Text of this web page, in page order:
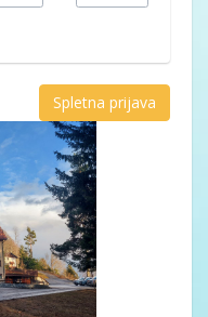
Spletna prijava